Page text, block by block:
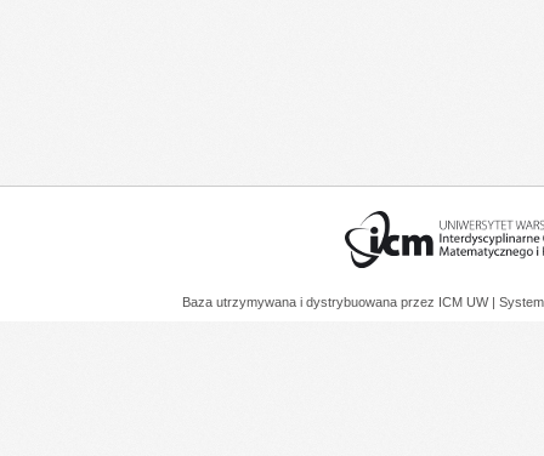
Baza utrzymywana i dystrybuowana przez ICM UW |